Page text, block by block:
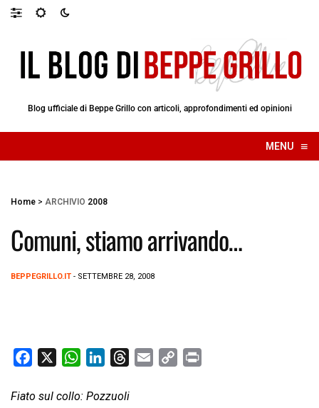
Blog ufficiale di Beppe Grillo con articoli, approfondimenti ed opinioni
MENU ≡
☰
Home > ARCHIVIO 2008
Comuni, stiamo arrivando…
BEPPEGRILLO.IT - SETTEMBRE 28, 2008
c
W
a
n
r
Fiato sul collo: Pozzuoli